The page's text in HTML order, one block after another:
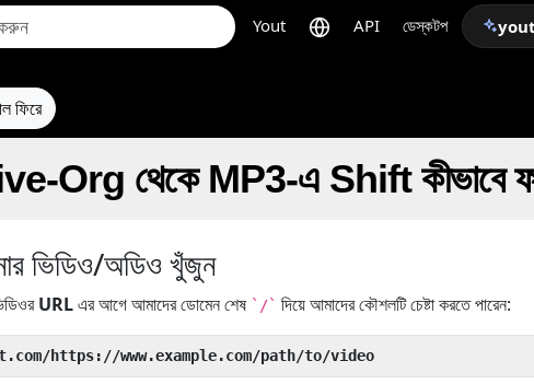
Yout API ডেস্কটপ
ফিরে
Org থেকে MP3-এ Shift কীভাবে
ভিডিও/অডিও খুঁজুন
URLএর আগে আমাদের ডোমেন শেষ `/` দিয়ে আমাদের কৌশলটি চেষ্টা করতে পারেন:
https://www.example.com/path/to/video